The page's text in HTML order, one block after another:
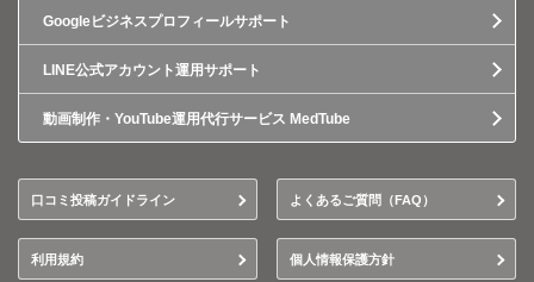
Googleビジネスプロフィールサポート
LINE公式アカウント運用サポート
動画制作・YouTube運用代行サービス MedTube
口コミ投稿ガイドライン よくあるご質問（FAQ）
利用規約 個人情報保護方針